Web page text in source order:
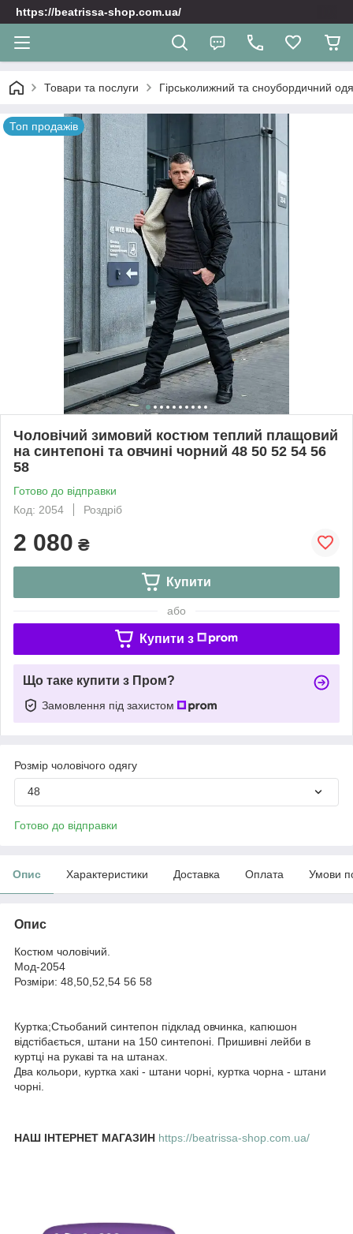
https://beatrissa-shop.com.ua/
Товари та послуги Гірськолижний та сноубордичний
Топ продажів
Чоловічий зимовий костюм теплий плащовий
на синтепоні та овчині чорний 48 50 52 54 56
58
Готово до відправки
Код: 2054
Роздріб
2 080 ₴
Купити
або
Купити з
Що таке купити з Пром?
Замовлення під захистом
Розмір чоловічого одягу
48
Готово до відправки
Опис Характеристики Доставка Оплата Умови
Опис
Костюм чоловічий.
Мод-2054
Розміри: 48,50,52,54 56 58
Куртка;Стьобаний синтепон підклад овчинка, капюшон
відстібається, штани на 150 синтепоні. Пришивні лейби в
куртці на рукаві та на штанах.
Два кольори, куртка хакі - штани чорні, куртка чорна - штани
чорні.
НАШ ІНТЕРНЕТ МАГАЗИН https://beatrissa-shop.com.ua/